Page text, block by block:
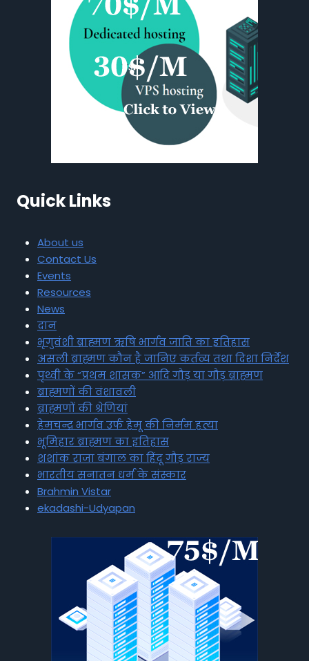
Quick Links
About us
Contact Us
Events
Resources
News
दान
भृगुवंशी ब्राह्मण ऋषि भार्गव जाति का इतिहास
असली ब्राह्मण कौन है जानिए कर्तव्य तथा दिशा निर्देश
पृथ्वी के “प्रथम शासक” आदि गौड़ या गौड़ ब्राह्मण
ब्राह्मणों की वंशावली
ब्राह्मणों की श्रेणियां
हेमचन्द्र भार्गव उर्फ हेमू की निर्मम हत्या
भूमिहार ब्राह्मण का इतिहास
शशांक राजा बंगाल का हिंदू गौड़ राज्य
भारतीय सनातन धर्म के संस्कार
Brahmin Vistar
ekadashi-Udyapan